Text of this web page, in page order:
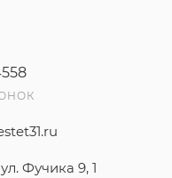
Фучика 9, 1